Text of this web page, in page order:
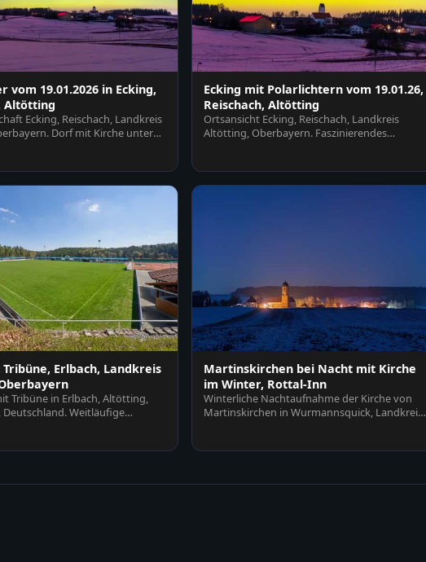
vom 19.01.2026 in Ecking,
Altötting
Ecking, Reischach, Landkreis
Dorf mit Kirche unter
Ecking mit Polarlichtern vom 19.01.26,
Reischach, Altötting
Ortsansicht Ecking, Reischach, Landkreis
Altötting, Oberbayern. Faszinierendes
Erlbach, Landkreis
Tribüne in Erlbach, Altötting,
Weitläufige
Martinskirchen bei Nacht mit Kirche
im Winter, Rottal-Inn
Winterliche Nachtaufnahme der Kirche von
Martinskirchen in Wurmannsquick, Landkreis